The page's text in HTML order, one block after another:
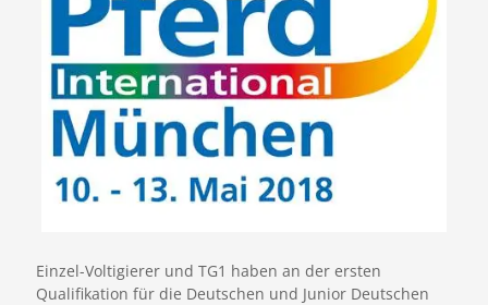
Einzel-Voltigierer und TG1 haben an der ersten
Qualifikation für die Deutschen und Junior Deutschen